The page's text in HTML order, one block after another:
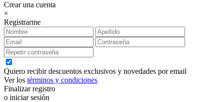
Crear una cuenta
×
Registrarme
Quiero recibir descuentos exclusivos y novedades por email
Ver los términos y condiciones
Finalizar registro
o iniciar sesión